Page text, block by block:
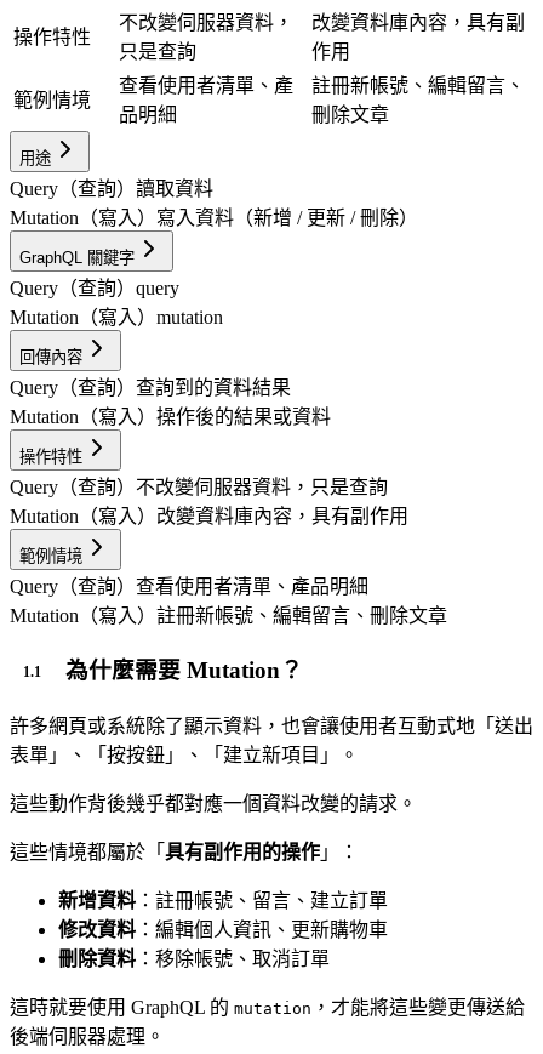
操作特性
不改變伺服器資料，
只是查詢
改變資料庫內容，具有副
作用
範例情境
查看使用者清單、產
品明細
註冊新帳號、編輯留言、
刪除文章
用途
Query（查詢） 讀取資料
Mutation（寫入） 寫入資料（新增 / 更新 / 刪除）
GraphQL 關鍵字
Query（查詢） query
Mutation（寫入） mutation
回傳內容
Query（查詢） 查詢到的資料結果
Mutation（寫入） 操作後的結果或資料
操作特性
Query（查詢） 不改變伺服器資料，只是查詢
Mutation（寫入） 改變資料庫內容，具有副作用
範例情境
Query（查詢） 查看使用者清單、產品明細
Mutation（寫入） 註冊新帳號、編輯留言、刪除文章
為什麼需要 Mutation？
許多網頁或系統除了顯示資料，也會讓使用者互動式地「送出
表單」、「按按鈕」、「建立新項目」。
這些動作背後幾乎都對應一個資料改變的請求。
這些情境都屬於「 具有副作用的操作 」：
新增資料 ：註冊帳號、留言、建立訂單
修改資料 ：編輯個人資訊、更新購物車
刪除資料 ：移除帳號、取消訂單
這時就要使用 GraphQL 的 mutation ，才能將這些變更傳送給
後端伺服器處理。